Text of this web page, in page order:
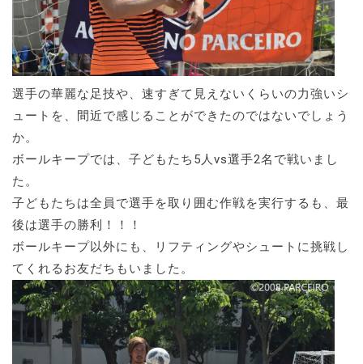
選手の華麗な足技や、速すぎて見えないくらいの力強いシ
ュートを、間近で感じることができたのではないでしょう
か。
ボールキープでは、子どもたち5人vs選手2名で戦いまし
た。
子どもたちは全員で選手を取り囲む作戦を実行するも、最
後は選手の勝利！！！
ボールキープ以外にも、リフティングやシュートに挑戦し
てくれるお友だちもいました。